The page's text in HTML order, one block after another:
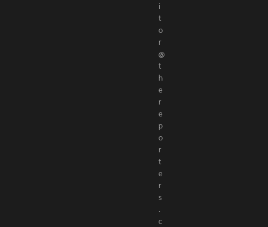
i
t
o
r
@
t
h
e
r
e
p
o
r
t
e
r
s
.
c